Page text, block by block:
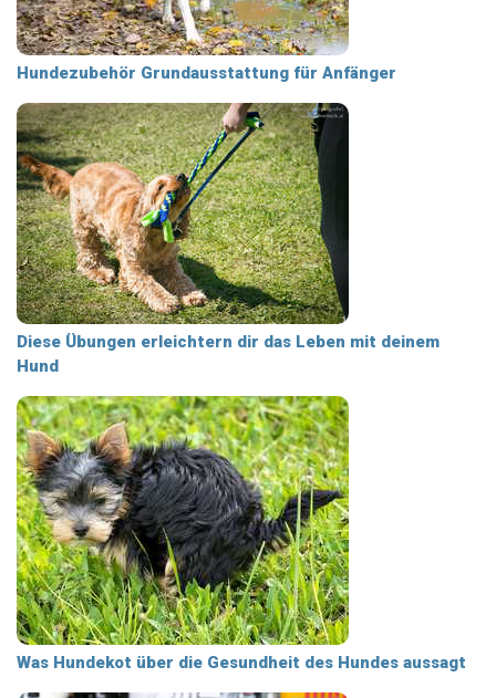
Hundezubehör Grundausstattung für Anfänger
Diese Übungen erleichtern dir das Leben mit deinem
Hund
Was Hundekot über die Gesundheit des Hundes aussagt